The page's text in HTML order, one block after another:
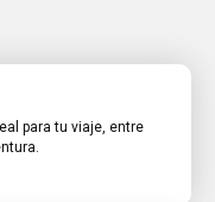
para tu viaje, entre